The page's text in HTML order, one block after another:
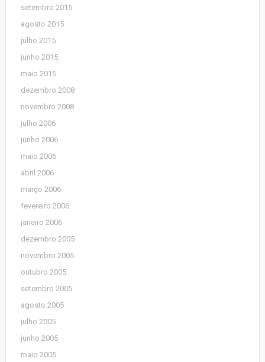
setembro 2015
agosto 2015
julho 2015
junho 2015
maio 2015
dezembro 2008
novembro 2008
julho 2006
junho 2006
maio 2006
abril 2006
março 2006
fevereiro 2006
janeiro 2006
dezembro 2005
novembro 2005
outubro 2005
setembro 2005
agosto 2005
julho 2005
junho 2005
maio 2005